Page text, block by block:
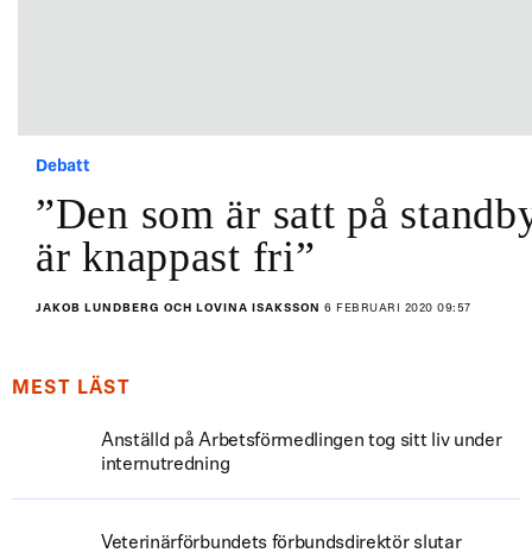
Debatt
”Den som är satt på
är knappast fri”
JAKOB LUNDBERG OCH LOVINA ISAKSSON 6 FEBRUARI 2020 09:57
MEST LÄST
Anställd på Arbetsförmedlingen tog sitt liv under
internutredning
Veterinärförbundets förbundsdirektör slutar